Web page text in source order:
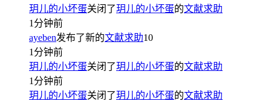
玥儿的小坏蛋关闭了玥儿的小坏蛋的文献求助
1分钟前
ayeben发布了新的文献求助10
1分钟前
玥儿的小坏蛋关闭了玥儿的小坏蛋的文献求助
1分钟前
玥儿的小坏蛋关闭了玥儿的小坏蛋的文献求助